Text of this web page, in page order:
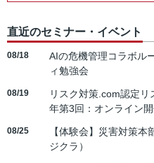
直近のセミナー・イベント
08/18
AIの危機管理コラボル
ィ勉強会
08/19
リスク対策.com認定
年第3回：オンライン開
08/25
【体験会】災害対策
ジクラ）